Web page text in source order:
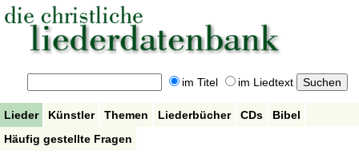
im Titel im Liedtext
Lieder Künstler Themen Liederbücher CDs
Bibel
Häufig gestellte Fragen